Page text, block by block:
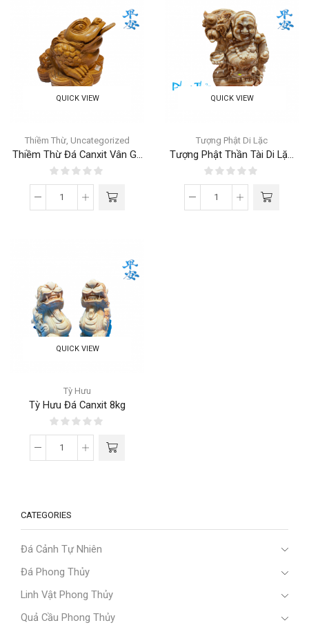
QUICK VIEW
Thiềm Thừ Uncategorized
Thiềm Thừ Đá Canxit Vân G...
QUICK VIEW
Tượng Phật Di Lặc
Tượng Phật Thần Tài Di Lặ...
QUICK VIEW
Tỳ Hưu
Tỳ Hưu Đá Canxit 8kg
CATEGORIES
Đá Cảnh Tự Nhiên
Đá Phong Thủy
Linh Vật Phong Thủy
Quả Cầu Phong Thủy